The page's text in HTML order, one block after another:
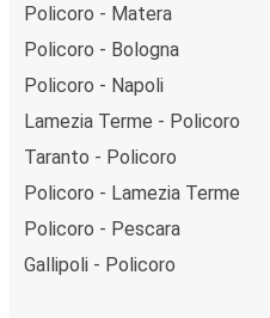
Policoro - Matera
Policoro - Bologna
Policoro - Napoli
Lamezia Terme - Policoro
Taranto - Policoro
Policoro - Lamezia Terme
Policoro - Pescara
Gallipoli - Policoro